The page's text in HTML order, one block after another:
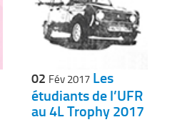
02 Fév 2017 Les
étudiants de l’UFR
au 4L Trophy 2017